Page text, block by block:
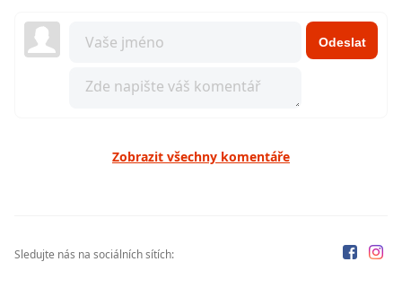
Odeslat
Zobrazit všechny komentáře
Sledujte nás na sociálních sítích: